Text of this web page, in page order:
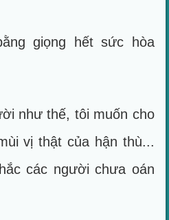
giọng hết sức hòa
như thế, tôi muốn cho
vị thật của hận thù...
các người chưa oán